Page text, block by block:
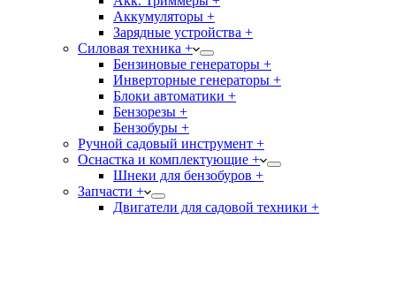
Аккумуляторы +
Зарядные устройства +
Силовая техника +
Бензиновые генераторы +
Инверторные генераторы +
Блоки автоматики +
Бензорезы +
Бензобуры +
Ручной садовый инструмент +
Оснастка и комплектующие +
Шнеки для бензобуров +
Запчасти +
Двигатели для садовой техники +